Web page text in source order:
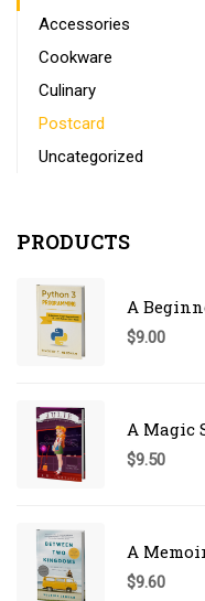
Accessories
Cookware
Culinary
Postcard
Uncategorized
PRODUCTS
A
$9.00
A Magic
$9.50
A
$9.60